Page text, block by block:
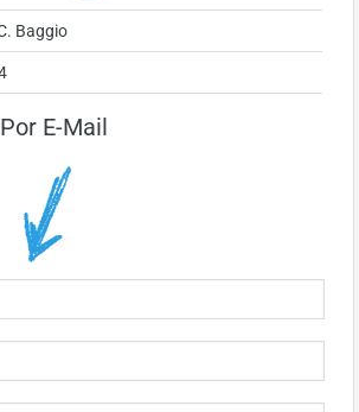
Baggio
E-Mail